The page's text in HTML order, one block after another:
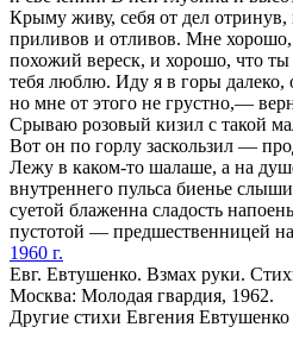
Крыму живу, себя от дел отринув,
приливов и отливов. Мне
похожий вереск, и хорошо, что
тебя люблю. Иду я в горы
но мне от этого не грустно,—
Срываю розовый кизил с такой
Вот он по горлу заскользил —
Лежу в каком-то шалаше, а на
внутреннего пульса биенье
суетой блаженна сладость
пустотой — предшественницей
1960 г.
Евг. Евтушенко. Взмах руки.
Москва: Молодая гвардия, 1962.
Другие стихи Евгения Евтушенко